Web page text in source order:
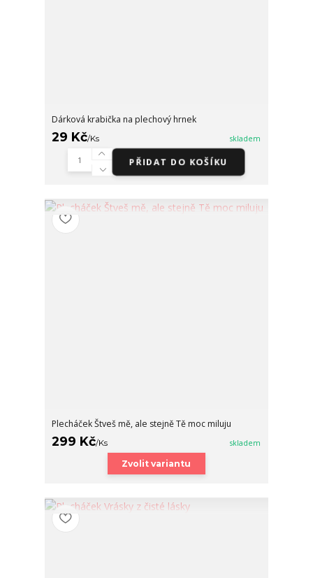
Dárková krabička na plechový hrnek
29 Kč/Ks skladem
PŘIDAT DO KOŠÍKU
Plecháček Štveš mě, ale stejně Tě moc miluju
299 Kč/Ks skladem
Zvolit variantu